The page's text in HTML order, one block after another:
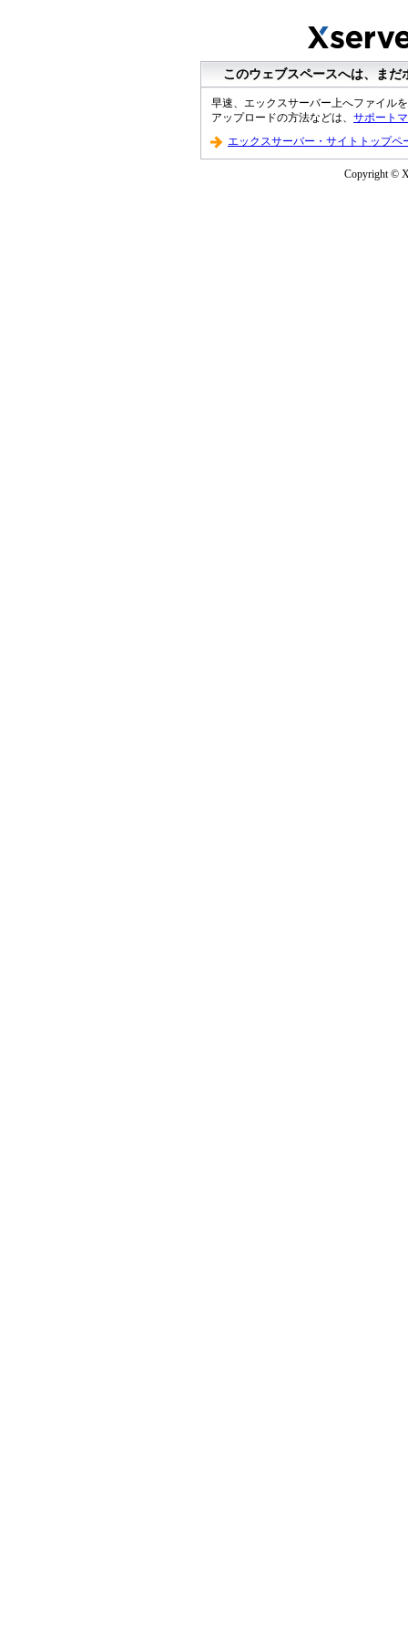
このウェブスペースへは、ま
早速、エックスサーバー上へファイル
アップロードの方法などは、 サポート
エックスサーバー・サイトトップペ
Copyright ©